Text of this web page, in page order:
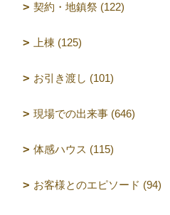
契約・地鎮祭 (122)
上棟 (125)
お引き渡し (101)
現場での出来事 (646)
体感ハウス (115)
お客様とのエピソード (94)